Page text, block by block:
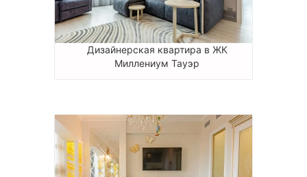
Дизайнерская квартира в ЖК
Миллениум Тауэр